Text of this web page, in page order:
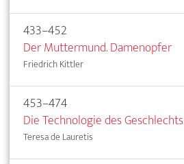
433–452
Der Muttermund. Damenopfer
Friedrich Kittler
453–474
Die Technologie des Geschlechts
Teresa de Lauretis